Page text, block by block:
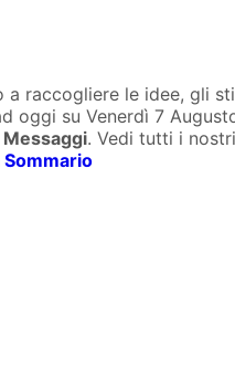
a raccogliere le idee, gli
oggi su Venerdì 7
. Vedi tutti i
Sommario